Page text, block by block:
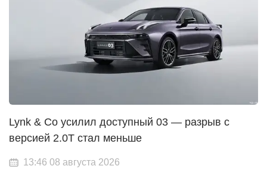
Lynk & Co усилил доступный 03 — разрыв с
версией 2.0T стал меньше
13:46 08 августа 2026